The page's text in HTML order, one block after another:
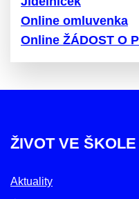
Online omluvenka
Online ŽÁDOST O
ŽIVOT VE ŠKOLE
Aktuality